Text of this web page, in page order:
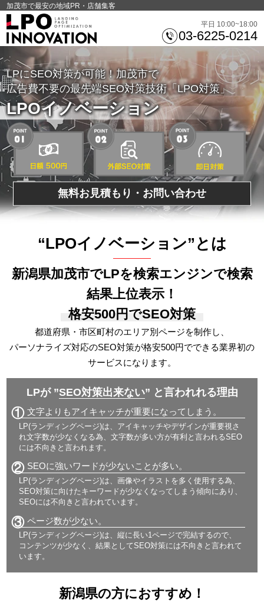
加茂市で最安の地域PR・店舗集客
平日 10:00~18:00
03-6225-0214
LPにSEO対策が可能！加茂市で
広告費不要の最先端SEO対策技術「LPO対策」
LPOイノベーション
無料お見積もり・お問い合わせ
“LPOイノベーション”とは
新潟県加茂市でLPを検索エンジンで検索
結果上位表示！
格安500円でSEO対策
都道府県・市区町村のエリア別ページを制作し、
パーソナライズ対応のSEO対策が格安500円でできる業界初の
サービスになります。
LPが ”SEO対策出来ない” と言われれる理由
① 文字よりもアイキャッチが重要になってしまう。
LP(ランディングページ)は、アイキャッチやデザインが重要視さ
れ文字数が少なくなる為、文字数が多い方が有利と言われるSEO
には不向きと言われます。
② SEOに強いワードが少ないことが多い。
LP(ランディングページ)は、画像やイラストを多く使用する為、
SEO対策に向けたキーワードが少なくなってしまう傾向にあり、
SEOには不向きと言われています。
③ ページ数が少ない。
LP(ランディングページ)は、縦に長い1ページで完結するので、
コンテンツが少なく、結果としてSEO対策には不向きと言われて
います。
新潟県の方におすすめ！